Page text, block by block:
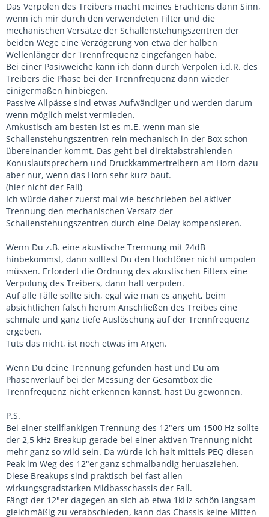
Das Verpolen des Treibers macht meines Erachtens dann Sinn,
wenn ich mir durch den verwendeten Filter und die
mechanischen Versätze der Schallenstehungszentren der
beiden Wege eine Verzögerung von etwa der halben
Wellenlänger der Trennfrequenz eingefangen habe.
Bei einer Pasivweiche kann ich dann durch Verpolen i.d.R. des
Treibers die Phase bei der Trennfrequenz dann wieder
einigermaßen hinbiegen.
Passive Allpässe sind etwas Aufwändiger und werden darum
wenn möglich meist vermieden.
Amkustisch am besten ist es m.E. wenn man sie
Schallenstehungszentren rein mechanisch in der Box schon
übereinander kommt. Das geht bei direktabstrahlenden
Konuslautsprechern und Druckkammertreibern am Horn dazu
aber nur, wenn das Horn sehr kurz baut.
(hier nicht der Fall)
Ich würde daher zuerst mal wie beschrieben bei aktiver
Trennung den mechanischen Versatz der
Schallenstehungszentren durch eine Delay kompensieren.
Wenn Du z.B. eine akustische Trennung mit 24dB
hinbekommst, dann solltest Du den Hochtöner nicht umpolen
müssen. Erfordert die Ordnung des akustischen Filters eine
Verpolung des Treibers, dann halt verpolen.
Auf alle Fälle sollte sich, egal wie man es angeht, beim
absichtlichen falsch herum Anschließen des Treibes eine
schmale und ganz tiefe Auslöschung auf der Trennfrequenz
ergeben.
Tuts das nicht, ist noch etwas im Argen.
Wenn Du deine Trennung gefunden hast und Du am
Phasenverlauf bei der Messung der Gesamtbox die
Trennfrequenz nicht erkennen kannst, hast Du gewonnen.
P.S.
Bei einer steilflankigen Trennung des 12"ers um 1500 Hz sollte
der 2,5 kHz Breakup gerade bei einer aktiven Trennung nicht
mehr ganz so wild sein. Da würde ich halt mittels PEQ diesen
Peak im Weg des 12"er ganz schmalbandig heruasziehen.
Diese Breakups sind praktisch bei fast allen
wirkungsgradstarken Midbasschassis der Fall.
Fängt der 12"er dagegen an sich ab etwa 1kHz schön langsam
gleichmäßig zu verabschieden, kann das Chassis keine Mitten